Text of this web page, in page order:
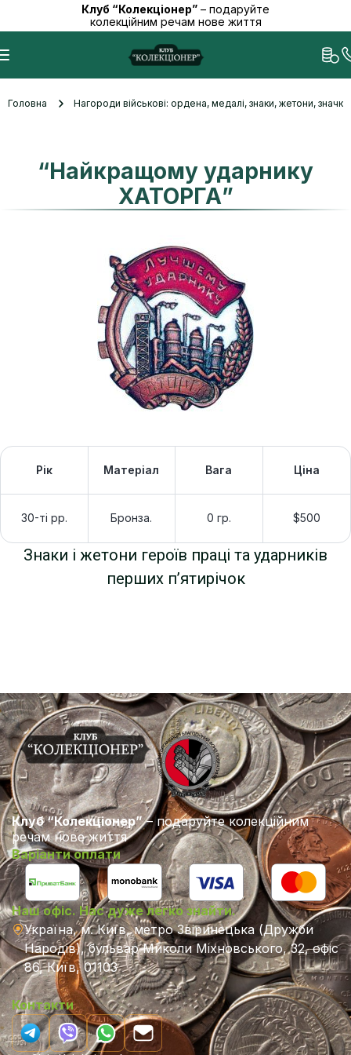
Клуб “Колекціонер” – подаруйте
колекційним речам нове життя
Головна Нагороди військові: ордена, медалі, знаки, жетони,
“Найкращому ударнику
ХАТОРГА”
Рік Матеріал Вага Ціна
30-ті рр. Бронза. 0 гр. $500
Знаки і жетони героїв праці та ударників
перших п’ятирічок
Клуб “Колекціонер”– подаруйте колекційним
речам нове життя
Варіанти оплати
Наш офіс. Нас дуже легко знайти.
Україна, м. Київ, метро Звіринецька (Дружби
Народів), бульвар Миколи Міхновського, 32, офіс
86, Київ, 01103
Контакти